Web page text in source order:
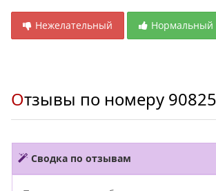
Нежелательный Нормальный
Отзывы по номеру
Сводка по отзывам